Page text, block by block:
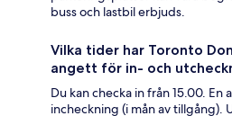
buss och lastbil erbjuds.
Vilka tider har Toronto
angett för in- och
Du kan checka in från 15.00.
incheckning (i mån av tillgång).